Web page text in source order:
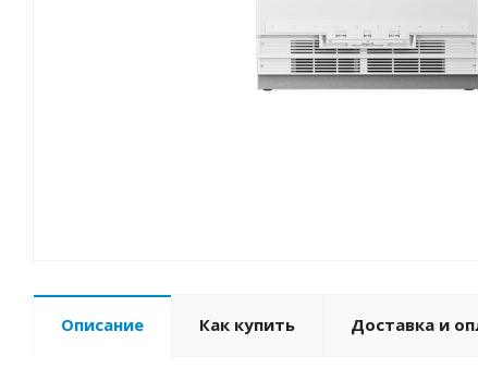
Описание Как купить Доставка и